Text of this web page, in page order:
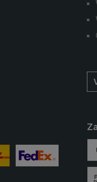
Benutzerdefiniertes